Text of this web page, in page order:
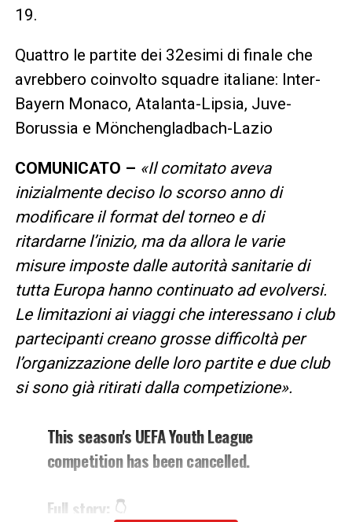
19.
Quattro le partite dei 32esimi di finale che
avrebbero coinvolto squadre italiane: Inter-
Bayern Monaco, Atalanta-Lipsia, Juve-
Borussia e Mönchengladbach-Lazio
COMUNICATO – «Il comitato aveva
inizialmente deciso lo scorso anno di
modificare il format del torneo e di
ritardarne l’inizio, ma da allora le varie
misure imposte dalle autorità sanitarie di
tutta Europa hanno continuato ad evolversi.
Le limitazioni ai viaggi che interessano i club
partecipanti creano grosse difficoltà per
l’organizzazione delle loro partite e due club
si sono già ritirati dalla competizione».
This season's UEFA Youth League
competition has been cancelled.
Full story: 👇